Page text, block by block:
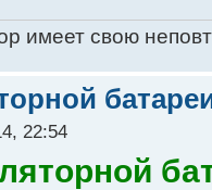
имеет свою
22:54